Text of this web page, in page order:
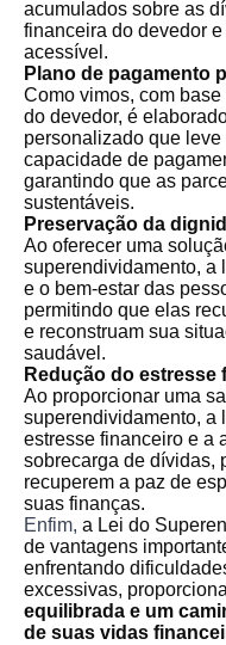
acumulados sobre as
financeira do devedor
acessível.
Plano de pagamento
Como vimos, com
do devedor, é
personalizado que
capacidade de
garantindo que as
sustentáveis.
Preservação da
Ao oferecer uma
superendividamento, a
e o bem-estar das
permitindo que elas
e reconstruam sua
saudável.
Redução do estresse
Ao proporcionar uma
superendividamento, a
estresse financeiro e a
sobrecarga de dívidas,
recuperem a paz de
suas finanças.
Enfim, a Lei do
de vantagens
enfrentando
excessivas,
equilibrada e um
de suas vidas